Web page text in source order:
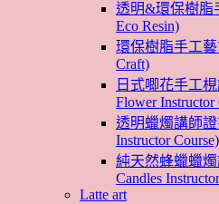
透明&環保樹脂
Eco Resin)
環保樹脂手工
Craft)
日式唧花手工
Flower Instructor
透明蠟燭講師證
Instructor Course)
純天然蜂蠟蠟
Candles
Latte art